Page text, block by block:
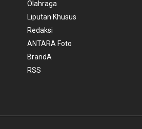
Olahraga
Liputan Khusus
Redaksi
ANTARA Foto
BrandA
RSS